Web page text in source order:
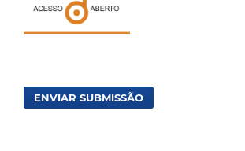
ENVIAR SUBMISSÃO